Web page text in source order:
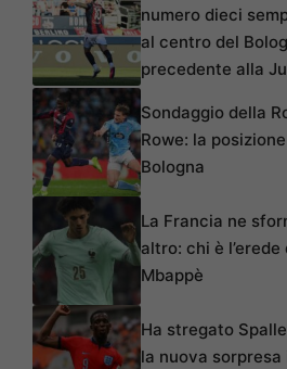
numero dieci
al centro del
precedente alla
Sondaggio della
Rowe: la
Bologna
La Francia ne
altro: chi è l’erede
Mbappè
Ha stregato
la nuova sorpresa